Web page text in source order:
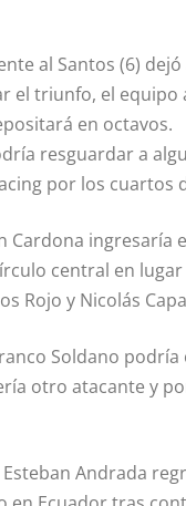
al Santos (6)
el triunfo, el
en octavos.
resguardar a
por los
Cardona
central en
Rojo y Nicolás
Soldano
otro atacante y
Andrada